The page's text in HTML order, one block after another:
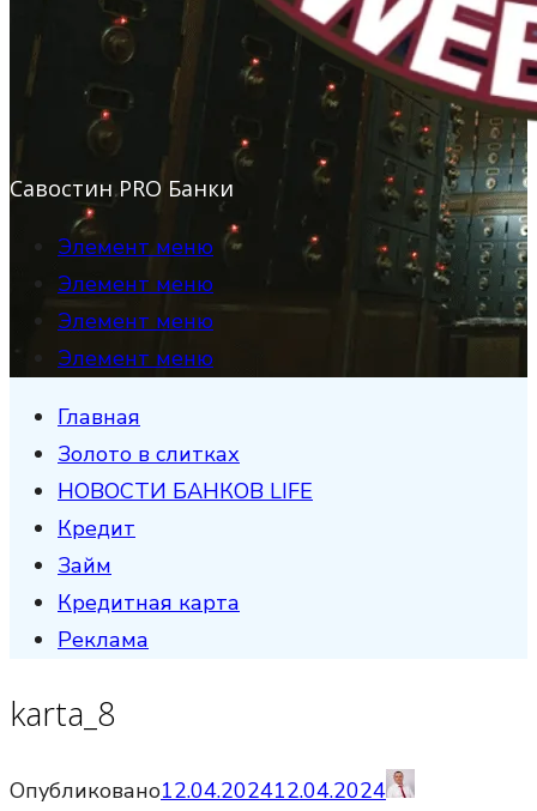
Савостин PRO Банки
Элемент меню
Элемент меню
Элемент меню
Элемент меню
Главная
Золото в слитках
НОВОСТИ БАНКОВ LIFE
Кредит
Займ
Кредитная карта
Реклама
karta_8
Опубликовано12.04.202412.04.2024